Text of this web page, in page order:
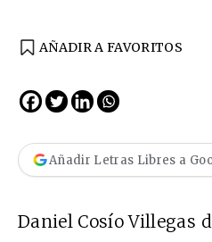
AÑADIR A FAVORITOS
Añadir Letras Libres a
Daniel Cosío Villegas